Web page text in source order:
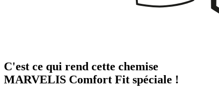
C'est ce qui rend cette chemise
MARVELIS Comfort Fit spéciale !